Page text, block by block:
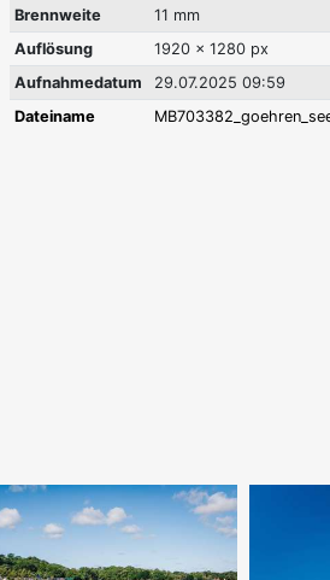
Brennweite
11 mm
Auflösung
1920 x 1280 px
Aufnahmedatum
29.07.2025 09:59
Dateiname